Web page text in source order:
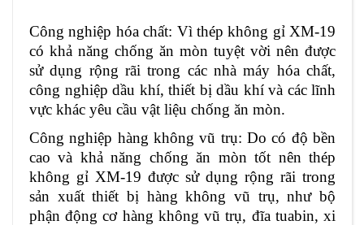
Công nghiệp hóa chất: Vì thép không gỉ XM-19
có khả năng chống ăn mòn tuyệt vời nên được
sử dụng rộng rãi trong các nhà máy hóa chất,
công nghiệp dầu khí, thiết bị dầu khí và các lĩnh
vực khác yêu cầu vật liệu chống ăn mòn.
Công nghiệp hàng không vũ trụ: Do có độ bền
cao và khả năng chống ăn mòn tốt nên thép
không gỉ XM-19 được sử dụng rộng rãi trong
sản xuất thiết bị hàng không vũ trụ, như bộ
phận động cơ hàng không vũ trụ, đĩa tuabin, xi